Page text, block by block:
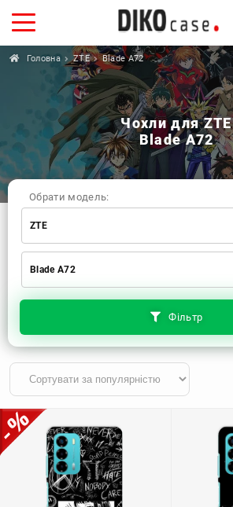
Головна ZTE Blade A72
Чохли для ZTE
Blade A72
Фільтр
Обрати модель:
ZTE
Xiaomi
Apple
Huawei
Realme
TECNO
ZTE
OnePlus
Motorola
Blade A72